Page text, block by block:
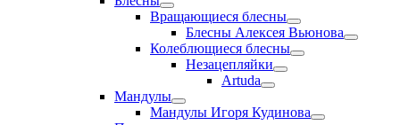
Вращающиеся блесны
Блесны Алексея Вьюнова
Колеблющиеся блесны
Незацепляйки
Artuda
Мандулы
Мандулы Игоря Кудинова